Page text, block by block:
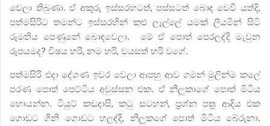
වෙලා තිබුණා. ඒ අකුරු ඉස්සරහටත්,පස්සටත් බොඳ වෙවී යත්දි,
පත්මසිරිට තමන්ට ඉස්සරහින් කළු ලෑල්ලේ යමක් ලියමින් සිටි
රූමතිය පෙණුනේ බොඳවෙලා.
මේ ඒ පොත් පෙරලද්දි මැවුන
රූපයමද? විෂය හරි, නම හරි, වයසත් හරි වගේ.
පත්මසිරි එදා දේශණ ඉවර වෙලා ආපහු ආව ගමන් මුලින්ම කලේ
පරණ පොත් පෙට්ටිය අවුස්සන එක. ඒ නිලූකාගේ පොත් මිටිය
හොයන්න. ටියුට් කඩදාසි,කටු සටහන්, ප්‍රශ්න පත්‍ර ආදිය එක
ගොඩට ගිනි ගොඩට හලද්දි,
නිලූකගේ පොත් මිටිය බේරුනා.